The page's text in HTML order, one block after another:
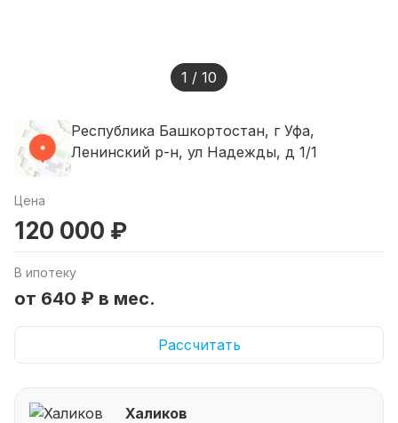
1 / 10
Республика Башкортостан, г Уфа,
Ленинский р-н, ул Надежды, д 1/1
Цена
120 000 ₽
В ипотеку
от 640 ₽ в мес.
Рассчитать
Халиков